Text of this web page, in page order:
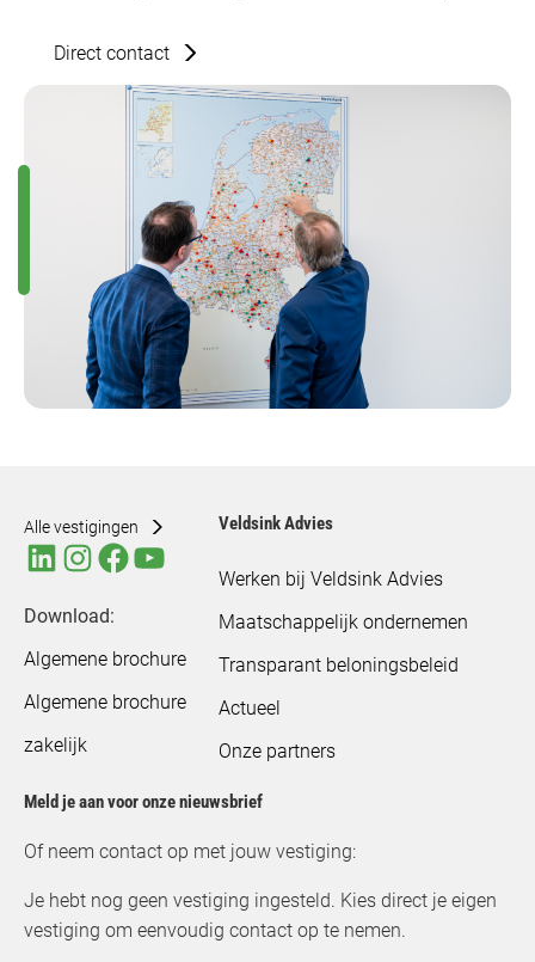
Direct contact
Alle vestigingen
Download:
Algemene brochure
Algemene brochure
zakelijk
Veldsink Advies
Werken bij Veldsink Advies
Maatschappelijk ondernemen
Transparant beloningsbeleid
Actueel
Onze partners
Meld je aan voor onze nieuwsbrief
Of neem contact op met jouw vestiging:
Je hebt nog geen vestiging ingesteld. Kies direct je eigen
vestiging om eenvoudig contact op te nemen.